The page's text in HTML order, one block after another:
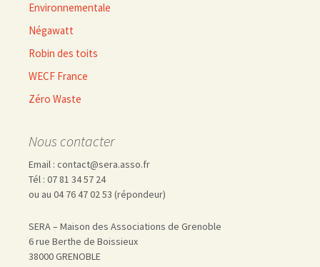
Environnementale
Négawatt
Robin des toits
WECF France
Zéro Waste
Nous contacter
Email : contact@sera.asso.fr
Tél : 07 81 34 57 24
ou au 04 76 47 02 53 (répondeur)
SERA – Maison des Associations de Grenoble
6 rue Berthe de Boissieux
38000 GRENOBLE